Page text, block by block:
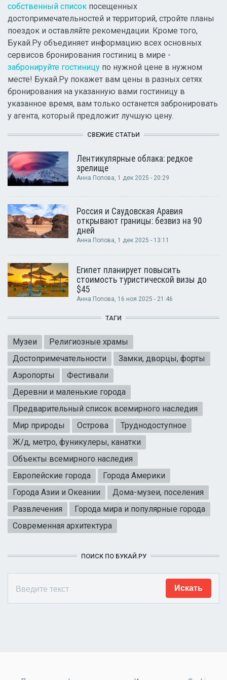
собственный список посещенных
достопримечательностей и территорий, стройте планы
поездок и оставляйте рекомендации. Кроме того,
Букай.Ру объединяет информацию всех основных
сервисов бронирования гостиниц в мире -
забронируйте гостиницу по нужной цене в нужном
месте! Букай.Ру покажет вам цены в разных сетях
бронирования на указанную вами гостиницу в
указанное время, вам только останется забронировать
у агента, который предложит лучшую цену.
СВЕЖИЕ СТАТЬИ
Лентикулярные облака: редкое
зрелище
Анна Попова, 1 дек 2025 - 20:29
Россия и Саудовская Аравия
открывают границы: безвиз на 90
дней
Анна Попова, 1 дек 2025 - 13:11
Египет планирует повысить
стоимость туристической визы до
$45
Анна Попова, 16 ноя 2025 - 21:46
ТАГИ
Музеи
Религиозные храмы
Достопримечательности
Замки, дворцы, форты
Аэропорты
Фестивали
Деревни и маленькие города
Предварительный список всемирного наследия
Мир природы
Острова
Труднодоступное
Ж/д, метро, фуникулеры, канатки
Объекты всемирного наследия
Европейские города
Города Америки
Города Азии и Океании
Дома-музеи, поселения
Развлечения
Города мира и популярные города
Современная архитектура
ПОИСК ПО БУКАЙ.РУ